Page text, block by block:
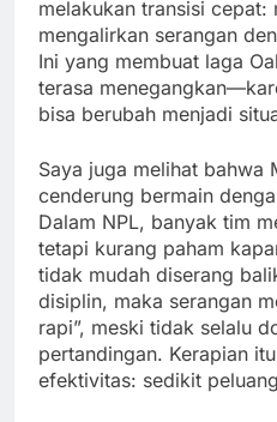
melakukan transisi cepat:
mengalirkan serangan
Ini yang membuat laga
terasa
bisa berubah menjadi
Saya juga melihat bahwa
cenderung bermain
Dalam NPL, banyak tim
tetapi kurang paham
tidak mudah diserang
disiplin, maka serangan
rapi”, meski tidak selalu
pertandingan. Kerapian
efektivitas: sedikit